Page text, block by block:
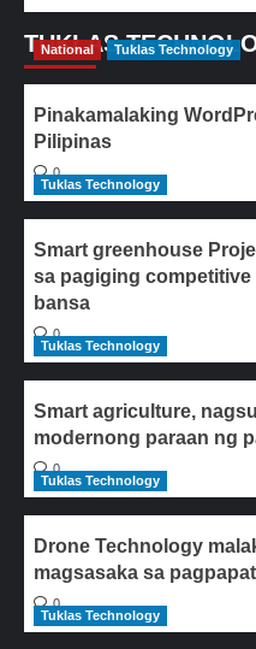
TUKLAS
National Tuklas Technology
Pinakamalaking
Pilipinas
0
Tuklas Technology
Smart greenhouse
sa pagiging
bansa
0
Tuklas Technology
Smart agriculture,
modernong paraan ng
0
Tuklas Technology
Drone Technology
magsasaka sa
0
Tuklas Technology